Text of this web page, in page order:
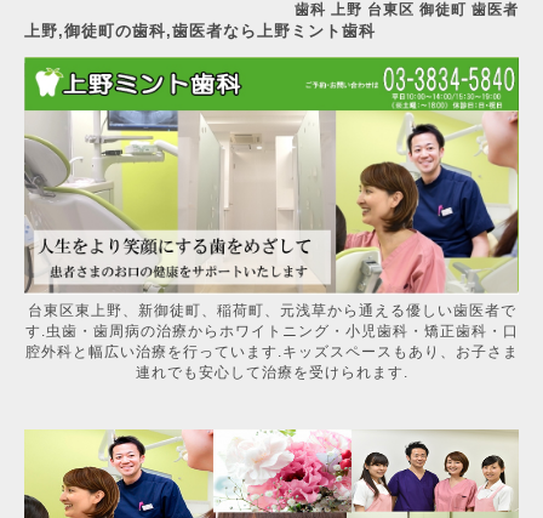
歯科 上野 台東区 御徒町 歯医者
上野,御徒町の歯科,歯医者なら上野ミント歯科
台東区東上野、新御徒町、稲荷町、元浅草から通える優しい歯医者で
す.虫歯・歯周病の治療からホワイトニング・小児歯科・矯正歯科・口
腔外科と幅広い治療を行っています.キッズスペースもあり、お子さま
連れでも安心して治療を受けられます.